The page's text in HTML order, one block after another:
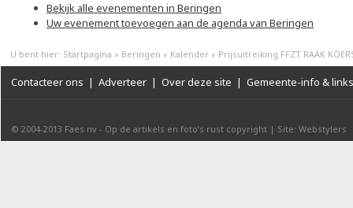
Bekijk alle evenementen in Beringen
Uw evenement toevoegen aan de agenda van Beringen
U bent hier: Startpagina » Beringen » Kalender » Prijsuitreiking FFZT RAAK
Contacteer ons | Adverteer | Over deze site | Gemeente-info & links
© 2004-2013 Faes nv - Op de artikels en foto’s rust copyright | Site: Webstylers